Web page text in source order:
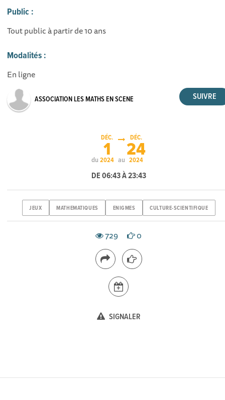
Public :
Tout public à partir de 10 ans
Modalités :
En ligne
ASSOCIATION LES MATHS EN SCENE
du
DÉC.
1
2024 au
DÉC.
24
2024
DE 06:43 À 23:43
JEUX MATHEMATIQUES ENIGMES CULTURE-SCIENTIFIQUE
729 0
SIGNALER